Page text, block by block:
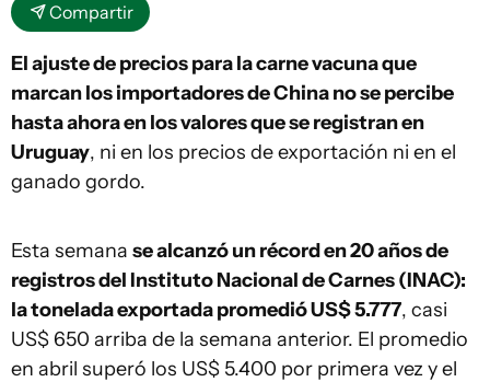
Compartir
El ajuste de precios para la carne vacuna que
marcan los importadores de China no se percibe
hasta ahora en los valores que se registran en
Uruguay, ni en los precios de exportación ni en el
ganado gordo.
Esta semana se alcanzó un récord en 20 años de
registros del Instituto Nacional de Carnes (INAC):
la tonelada exportada promedió US$ 5.777, casi
US$ 650 arriba de la semana anterior. El promedio
en abril superó los US$ 5.400 por primera vez y el